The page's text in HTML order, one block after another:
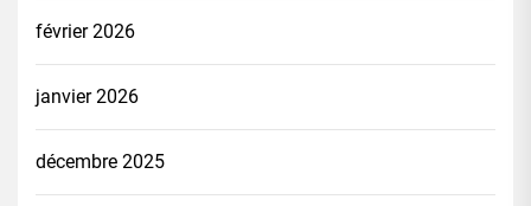
février 2026
janvier 2026
décembre 2025